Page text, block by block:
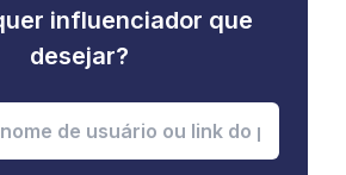
influenciador que
desejar?